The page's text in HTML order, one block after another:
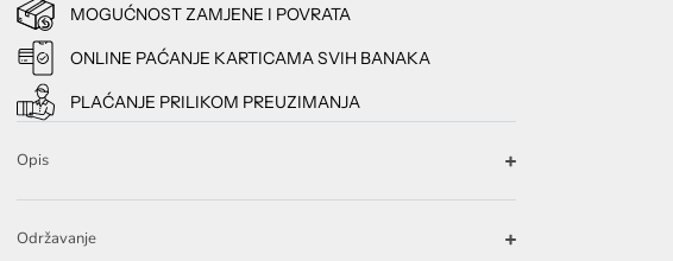
MOGUĆNOST ZAMJENE I POVRATA
ONLINE PAĆANJE KARTICAMA SVIH BANAKA
PLAĆANJE PRILIKOM PREUZIMANJA
Opis
Održavanje